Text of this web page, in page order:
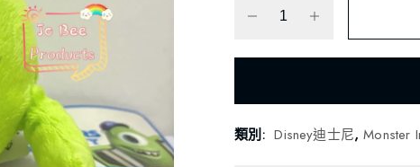
類別: Disney迪士尼,Monster